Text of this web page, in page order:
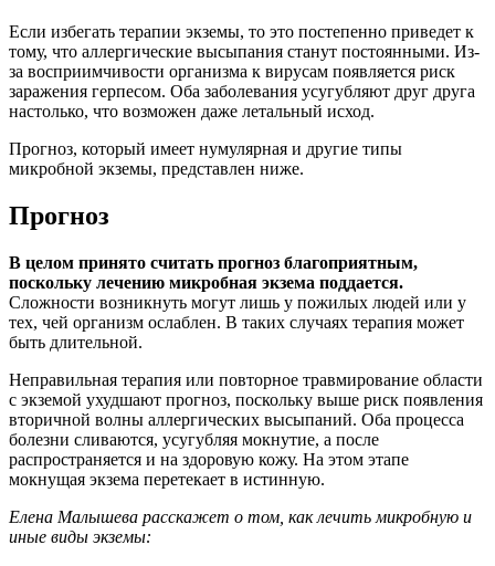
Если избегать терапии экземы, то это постепенно приведет к
тому, что аллергические высыпания станут постоянными. Из-
за восприимчивости организма к вирусам появляется риск
заражения герпесом. Оба заболевания усугубляют друг друга
настолько, что возможен даже летальный исход.
Прогноз, который имеет нумулярная и другие типы
микробной экземы, представлен ниже.
Прогноз
В целом принято считать прогноз благоприятным,
поскольку лечению микробная экзема поддается.
Сложности возникнуть могут лишь у пожилых людей или у
тех, чей организм ослаблен. В таких случаях терапия может
быть длительной.
Неправильная терапия или повторное травмирование области
с экземой ухудшают прогноз, поскольку выше риск появления
вторичной волны аллергических высыпаний. Оба процесса
болезни сливаются, усугубляя мокнутие, а после
распространяется и на здоровую кожу. На этом этапе
мокнущая экзема перетекает в истинную.
Елена Малышева расскажет о том, как лечить микробную и
иные виды экземы: